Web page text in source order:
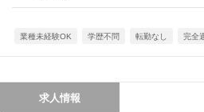
業種未経験OK 学歴不問 転勤なし 完全
求人情報